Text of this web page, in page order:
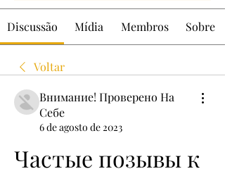
Discussão Mídia Membros Sobre
Voltar
Внимание! Проверено На
Себе
6 de agosto de 2023
Частые позывы к